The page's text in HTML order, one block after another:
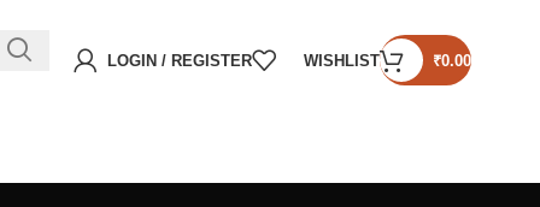
LOGIN / REGISTER WISHLIST ₹0.00